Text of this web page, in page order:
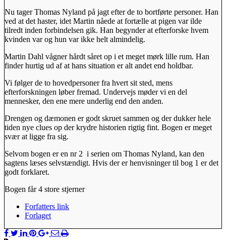
Nu tager Thomas Nyland på jagt efter de to bortførte personer. Han
ved at det haster, idet Martin nåede at fortælle at pigen var ilde
tilredt inden forbindelsen gik. Han begynder at efterforske hvem
kvinden var og hun var ikke helt almindelig.
Martin Dahl vågner hårdt såret op i et meget mørk lille rum. Han
finder hurtig ud af at hans situation er alt andet end holdbar.
Vi følger de to hovedpersoner fra hvert sit sted, mens
efterforskningen løber fremad. Undervejs møder vi en del
mennesker, den ene mere underlig end den anden.
Drengen og dæmonen er godt skruet sammen og der dukker hele
tiden nye clues op der krydre historien rigtig fint. Bogen er meget
svær at ligge fra sig.
Selvom bogen er en nr 2 i serien om Thomas Nyland, kan den
sagtens læses selvstændigt. Hvis der er henvisninger til bog 1 er det
godt forklaret.
Bogen får 4 store stjerner
Forfatters link
Forlaget